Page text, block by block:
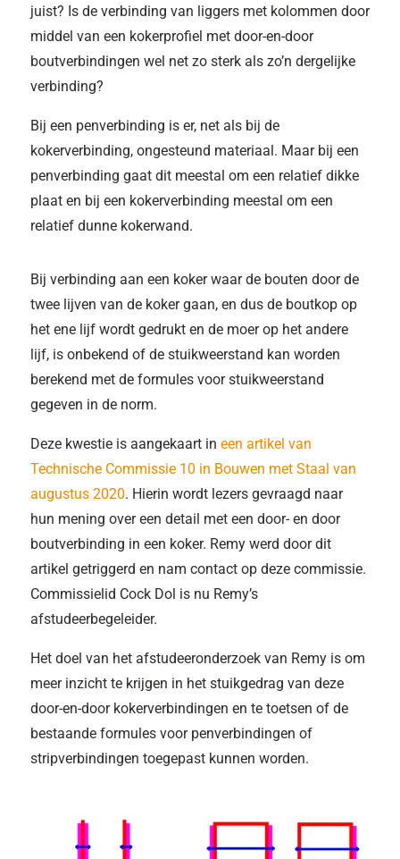
juist? Is de verbinding van liggers met kolommen door
middel van een kokerprofiel met door-en-door
boutverbindingen wel net zo sterk als zo’n dergelijke
verbinding?
Bij een penverbinding is er, net als bij de
kokerverbinding, ongesteund materiaal. Maar bij een
penverbinding gaat dit meestal om een relatief dikke
plaat en bij een kokerverbinding meestal om een
relatief dunne kokerwand.
Bij verbinding aan een koker waar de bouten door de
twee lijven van de koker gaan, en dus de boutkop op
het ene lijf wordt gedrukt en de moer op het andere
lijf, is onbekend of de stuikweerstand kan worden
berekend met de formules voor stuikweerstand
gegeven in de norm.
Deze kwestie is aangekaart in een artikel van
Technische Commissie 10 in Bouwen met Staal van
augustus 2020. Hierin wordt lezers gevraagd naar
hun mening over een detail met een door- en door
boutverbinding in een koker. Remy werd door dit
artikel getriggerd en nam contact op deze commissie.
Commissielid Cock Dol is nu Remy’s
afstudeerbegeleider.
Het doel van het afstudeeronderzoek van Remy is om
meer inzicht te krijgen in het stuikgedrag van deze
door-en-door kokerverbindingen en te toetsen of de
bestaande formules voor penverbindingen of
stripverbindingen toegepast kunnen worden.